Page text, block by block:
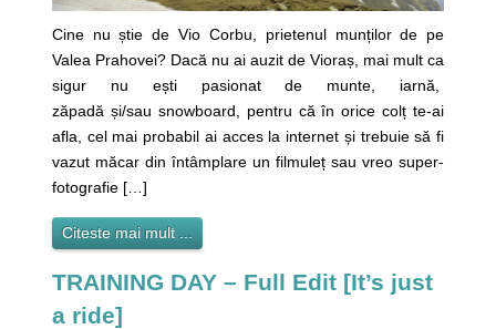
Cine nu știe de Vio Corbu, prietenul munților de pe
Valea Prahovei? Dacă nu ai auzit de Vioraș, mai mult ca
sigur nu ești pasionat de munte, iarnă,
zăpadă și/sau snowboard, pentru că în orice colț te-ai
afla, cel mai probabil ai acces la internet și trebuie să fi
vazut măcar din întâmplare un filmuleț sau vreo super-
fotografie […]
Citeste mai mult ...
TRAINING DAY – Full Edit [It’s just
a ride]